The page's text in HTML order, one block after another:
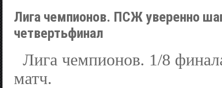
Лига чемпионов. ПСЖ уверенно
четвертьфинал
Лига чемпионов. 1/8
матч.